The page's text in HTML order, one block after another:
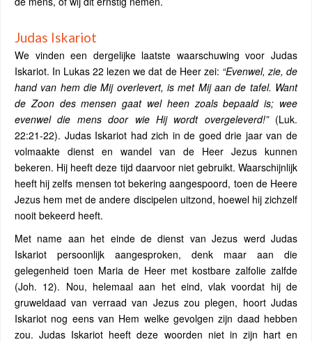
Judas Iskariot
We vinden een dergelijke laatste waarschuwing voor Judas
Iskariot. In Lukas 22 lezen we dat de Heer zei: “Evenwel, zie, de
hand van hem die Mij overlevert, is met Mij aan de tafel. Want
de Zoon des mensen gaat wel heen zoals bepaald is; wee
evenwel die mens door wie Hij wordt overgeleverd!” (Luk.
22:21-22). Judas Iskariot had zich in de goed drie jaar van de
volmaakte dienst en wandel van de Heer Jezus kunnen
bekeren. Hij heeft deze tijd daarvoor niet gebruikt. Waarschijnlijk
heeft hij zelfs mensen tot bekering aangespoord, toen de Heere
Jezus hem met de andere discipelen uitzond, hoewel hij zichzelf
nooit bekeerd heeft.
Met name aan het einde de dienst van Jezus werd Judas
Iskariot persoonlijk aangesproken, denk maar aan die
gelegenheid toen Maria de Heer met kostbare zalfolie zalfde
(Joh. 12). Nou, helemaal aan het eind, vlak voordat hij de
gruweldaad van verraad van Jezus zou plegen, hoort Judas
Iskariot nog eens van Hem welke gevolgen zijn daad hebben
zou. Judas Iskariot heeft deze woorden niet in zijn hart en